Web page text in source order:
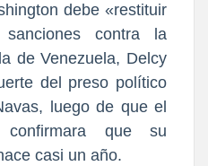
debe «restituir
contra la
de Venezuela, Delcy
del preso político
luego de que el
confirmara que su
casi un año.